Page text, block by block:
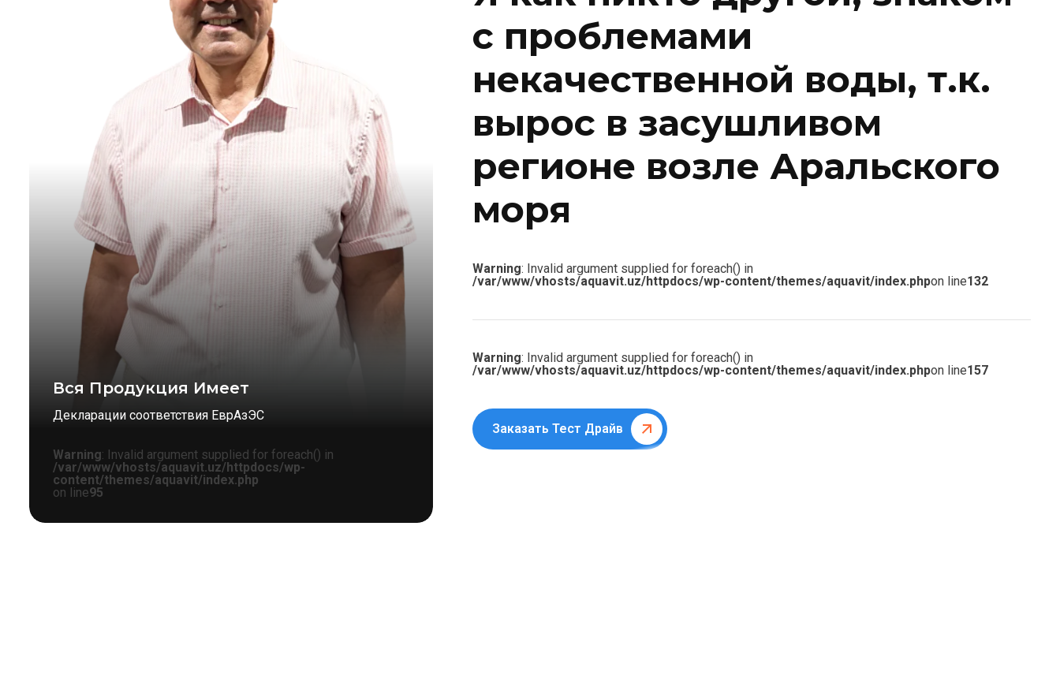
Вся Продукция Имеет
Декларации соответствия ЕврАзЭС
Warning: Invalid argument supplied for foreach() in
/var/www/vhosts/aquavit.uz/httpdocs/wp-
content/themes/aquavit/index.php
on line95
c проблемами
некачественной воды, т.к.
вырос в засушливом
регионе возле Аральского
моря
Warning: Invalid argument supplied for foreach() in
/var/www/vhosts/aquavit.uz/httpdocs/wp-content/themes/aquavit/index.phpon line132
Warning: Invalid argument supplied for foreach() in
/var/www/vhosts/aquavit.uz/httpdocs/wp-content/themes/aquavit/index.phpon line157
Заказать Тест Драйв